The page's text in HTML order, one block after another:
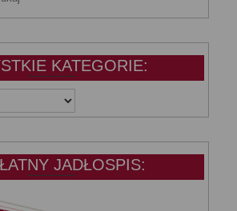
KATEGORIE:
JADŁOSPIS: